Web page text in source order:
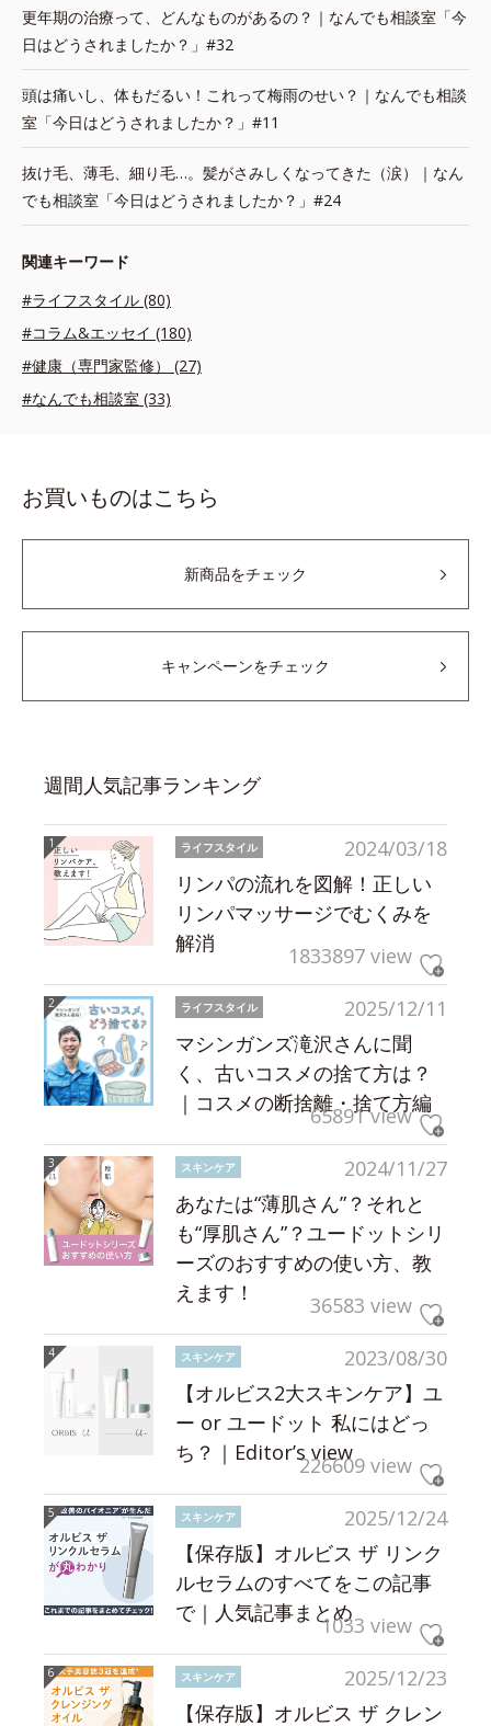
更年期の治療って、どんなものがあるの？｜なんでも相談室「今
日はどうされましたか？」#32
頭は痛いし、体もだるい！これって梅雨のせい？｜なんでも相談
室「今日はどうされましたか？」#11
抜け毛、薄毛、細り毛…。髪がさみしくなってきた（涙）｜なん
でも相談室「今日はどうされましたか？」#24
関連キーワード
#ライフスタイル (80)
#コラム&エッセイ (180)
#健康（専門家監修） (27)
#なんでも相談室 (33)
お買いものはこちら
新商品をチェック
キャンペーンをチェック
週間人気記事ランキング
2024/03/18
ライフスタイル
リンパの流れを図解！正しい
リンパマッサージでむくみを
解消
1833897 view
2025/12/11
ライフスタイル
マシンガンズ滝沢さんに聞
く、古いコスメの捨て方は？
｜コスメの断捨離・捨て方編
65891 view
2024/11/27
スキンケア
あなたは“薄肌さん”？それと
も“厚肌さん”？ユードットシリ
ーズのおすすめの使い方、教
えます！
36583 view
2023/08/30
スキンケア
【オルビス2大スキンケア】ユ
ー or ユードット 私にはどっ
ち？｜Editor’s view226609 view
2025/12/24
スキンケア
【保存版】オルビス ザ リンク
ルセラムのすべてをこの記事
で｜人気記事まとめ1033 view
2025/12/23
スキンケア
【保存版】オルビス ザ クレン